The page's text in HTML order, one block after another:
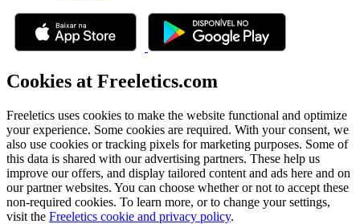
Cookies at Freeletics.com
Freeletics uses cookies to make the website functional and optimize
your experience. Some cookies are required. With your consent, we
also use cookies or tracking pixels for marketing purposes. Some of
this data is shared with our advertising partners. These help us
improve our offers, and display tailored content and ads here and on
our partner websites. You can choose whether or not to accept these
non-required cookies. To learn more, or to change your settings,
visit the Freeletics cookie and privacy policy.